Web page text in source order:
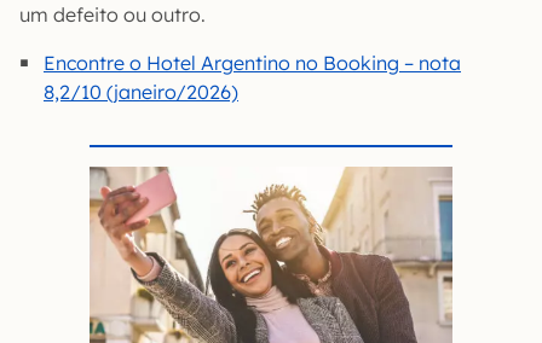
um defeito ou outro.
Encontre o Hotel Argentino no Booking – nota
8,2/10 (janeiro/2026)